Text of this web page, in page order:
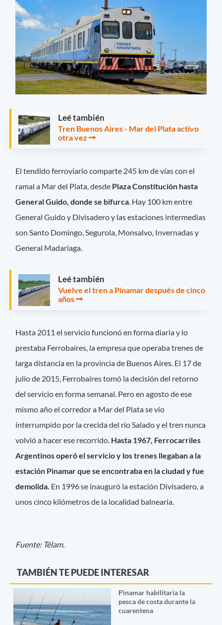
Leé también
Tren Buenos Aires - Mar del Plata activo
otra vez
El tendido ferroviario comparte 245 km de vías con el
ramal a Mar del Plata, desde Plaza Constitución hasta
General Guido, donde se bifurca. Hay 100 km entre
General Guido y Divisadero y las estaciones intermedias
son Santo Domingo, Segurola, Monsalvo, Invernadas y
General Madariaga.
Leé también
Vuelve el tren a Pinamar después de cinco
años
Hasta 2011 el servicio funcionó en forma diaria y lo
prestaba Ferrobaires, la empresa que operaba trenes de
larga distancia en la provincia de Buenos Aires. El 17 de
julio de 2015, Ferrobaires tomó la decisión del retorno
del servicio en forma semanal. Pero en agosto de ese
mismo año el corredor a Mar del Plata se vio
interrumpido por la crecida del río Salado y el tren nunca
volvió a hacer ese recorrido. Hasta 1967, Ferrocarriles
Argentinos operó el servicio y los trenes llegaban a la
estación Pinamar que se encontraba en la ciudad y fue
demolida. En 1996 se inauguró la estación Divisadero, a
unos cinco kilómetros de la localidad balnearia.
Fuente: Télam.
TAMBIÉN TE PUEDE INTERESAR
Pinamar habilitaría la
pesca de costa durante la
cuarentena